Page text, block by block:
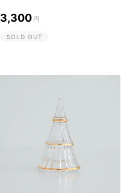
3,300 円
SOLD OUT